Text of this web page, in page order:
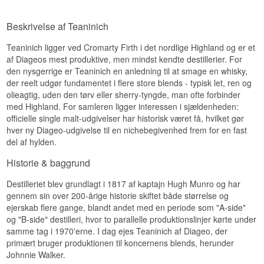
forløberen for Diageo.
Se hele vores udvalg af
Teaninich
Lyt til vores podcast:
Vidste du at?
Sauternes er en sød hvidvin fra Bordeaux,
fremstillet af druer angrebet af den ædle
råddenskab botrytis - en proces der koncentrerer
sukkeret og giver vinen dens karakteristiske
honningagtige sødme, som whiskyen arver et
strejf af.
krydret afslutning.
Navn: Teaninich 2007/2018
Destilleri: Teaninich
Aftapper: Signatory Vintage
Region/Land: Highland, Skotland
Type: Single Highland Malt Whisky
Alder: 10 år
ABV: 46%
Størrelse: 70 CL
Aftappet: 05/03/2018
Smagsprofil
frisk · kornagtig · sprød
Vidste du at?
Teaninichs karakteristiske kornkarakter går hånd
Smagsnoter
Næse
Sukkerbyg og korn med et let, olieret strejf af
urter.
Smag
Medium lang med en afsluttende antydning af
espresso.
Specifikationer
Navn: Teaninich 10 år Flora & Fauna
Destilleri: Teaninich
Beskrivelse af Teaninich
Teaninich ligger ved Cromarty Firth i det nordlige Highland og er et
af Diageos mest produktive, men mindst kendte destillerier. For
den nysgerrige er Teaninich en anledning til at smage en whisky,
der reelt udgør fundamentet i flere store blends - typisk let, ren og
olieagtig, uden den tørv eller sherry-tyngde, man ofte forbinder
med Highland. For samleren ligger interessen i sjældenheden:
officielle single malt-udgivelser har historisk været få, hvilket gør
hver ny Diageo-udgivelse til en nichebegivenhed frem for en fast
del af hylden.
Historie & baggrund
Destilleriet blev grundlagt i 1817 af kaptajn Hugh Munro og har
gennem sin over 200-årige historie skiftet både størrelse og
ejerskab flere gange, blandt andet med en periode som "A-side"
og "B-side" destilleri, hvor to parallelle produktionslinjer kørte under
samme tag i 1970'erne. I dag ejes Teaninich af Diageo, der
primært bruger produktionen til koncernens blends, herunder
Johnnie Walker.